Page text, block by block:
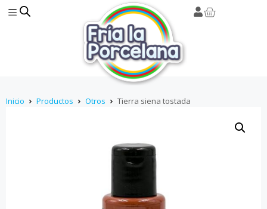
Inicio Productos Otros Tierra siena tostada